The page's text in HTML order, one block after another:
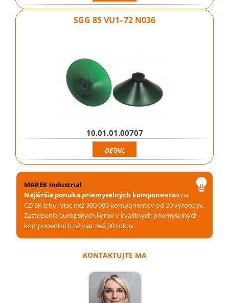
SGG 85 VU1–72 N036
10.01.01.00707
DETAIL
MAREK Industrial
Najširšia ponuka priemyselných komponentovna
CZ/SK trhu. Viac než 300 000 komponentov od 20 výrobcov.
Zastúpenie európskych lídrov v kvalitných priemyselných
komponentoch už viac než 30 rokov.
KONTAKTUJTE MA